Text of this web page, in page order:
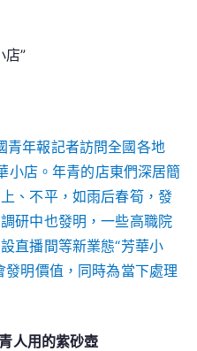
店”
年報記者訪問全國各地
小店。年青的店東們深居簡
、不平，如雨后春筍，發
研中也發明，一些高職院
直播間等新業態“芳華小
發明價值，同時為當下處理
人用的紫砂壺